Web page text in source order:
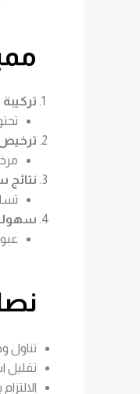
نتائج
تساعد
عبوتان
تناول
تقليل